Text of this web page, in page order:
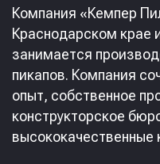
Компания «Кемпер
Краснодарском крае
занимается
пикапов. Компания
опыт, собственное
конструкторское
высококачественные